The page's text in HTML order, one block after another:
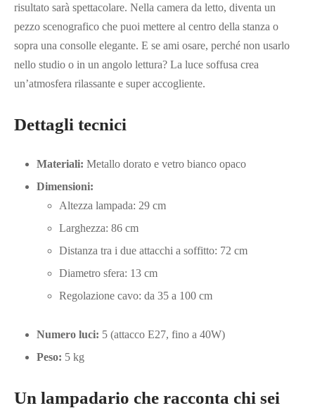
risultato sarà spettacolare. Nella camera da letto, diventa un
pezzo scenografico che puoi mettere al centro della stanza o
sopra una consolle elegante. E se ami osare, perché non usarlo
nello studio o in un angolo lettura? La luce soffusa crea
un’atmosfera rilassante e super accogliente.
Dettagli tecnici
Materiali: Metallo dorato e vetro bianco opaco
Dimensioni:
Altezza lampada: 29 cm
Larghezza: 86 cm
Distanza tra i due attacchi a soffitto: 72 cm
Diametro sfera: 13 cm
Regolazione cavo: da 35 a 100 cm
Numero luci: 5 (attacco E27, fino a 40W)
Peso: 5 kg
Un lampadario che racconta chi sei